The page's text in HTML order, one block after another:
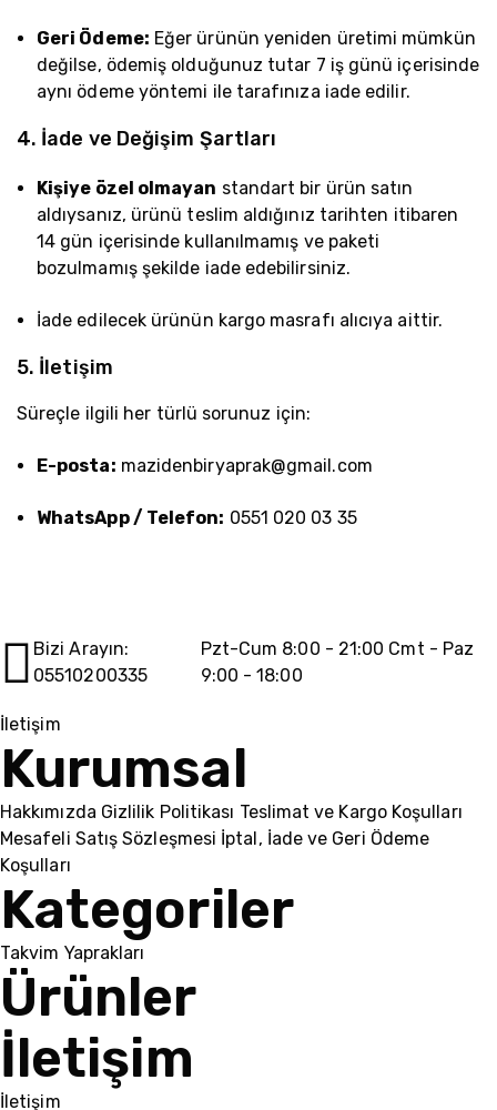
Geri Ödeme: Eğer ürünün yeniden üretimi mümkün
değilse, ödemiş olduğunuz tutar 7 iş günü içerisinde
aynı ödeme yöntemi ile tarafınıza iade edilir.
4. İade ve Değişim Şartları
Kişiye özel olmayan standart bir ürün satın
aldıysanız, ürünü teslim aldığınız tarihten itibaren
14 gün içerisinde kullanılmamış ve paketi
bozulmamış şekilde iade edebilirsiniz.
İade edilecek ürünün kargo masrafı alıcıya aittir.
5. İletişim
Süreçle ilgili her türlü sorunuz için:
E-posta: mazidenbiryaprak@gmail.com
WhatsApp / Telefon: 0551 020 03 35
Bizi Arayın:
05510200335
Pzt-Cum 8:00 - 21:00 Cmt - Paz
9:00 - 18:00
İletişim
Kurumsal
Hakkımızda Gizlilik Politikası Teslimat ve Kargo Koşulları
Mesafeli Satış Sözleşmesi İptal, İade ve Geri Ödeme
Koşulları
Kategoriler
Takvim Yaprakları
Ürünler
İletişim
İletişim